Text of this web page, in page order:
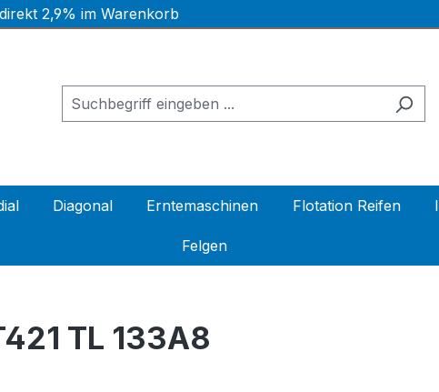
2,9% im Warenkorb
Diagonal Erntemaschinen Flotation Reifen
Felgen
TL 133A8